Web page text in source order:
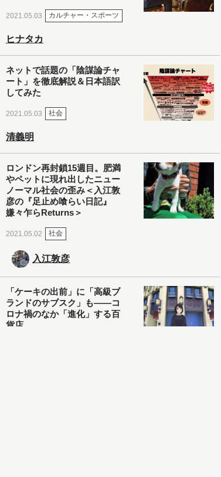
2021.05.03 カルチャー・スポーツ
ヒナタカ
ネットで話題の「陰謀論チャ
ート」を徹底解説＆日本語訳
してみた
2021.05.03 社会
清義明
ロンドン再封鎖15週目。肥満
やペットに現れ出したニュー
ノーマル社会の歪み＜入江敦
彦の『足止め喰らい日記』
嫌々乍らReturns＞
2021.05.02 社会
入江敦彦
「ケーキの出前」に「高級ブ
ランドのサブスク」も――コ
ロナ禍のなか「進化」する百
貨店